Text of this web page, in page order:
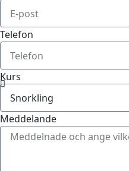
Telefon
Kurs
Meddelande